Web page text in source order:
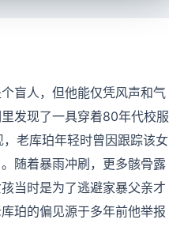
盲人，但他能仅凭风声和气
发现了一具穿着80年代校服
老库珀年轻时曾因跟踪该女
随着暴雨冲刷，更多骸骨露
当时是为了逃避家暴父亲才
珀的偏见源于多年前他举报